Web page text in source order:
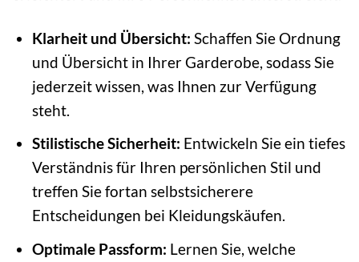
Klarheit und Übersicht: Schaffen Sie Ordnung
und Übersicht in Ihrer Garderobe, sodass Sie
jederzeit wissen, was Ihnen zur Verfügung
steht.
Stilistische Sicherheit: Entwickeln Sie ein tiefes
Verständnis für Ihren persönlichen Stil und
treffen Sie fortan selbstsicherere
Entscheidungen bei Kleidungskäufen.
Optimale Passform: Lernen Sie, welche